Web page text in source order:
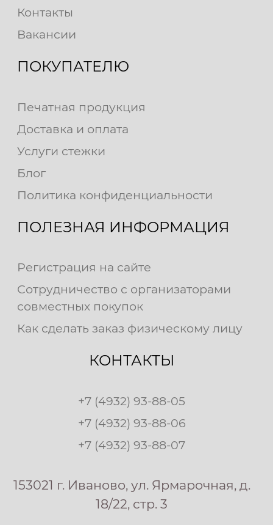
Контакты
Вакансии
ПОКУПАТЕЛЮ
Печатная продукция
Доставка и оплата
Услуги стежки
Блог
Политика конфиденциальности
ПОЛЕЗНАЯ ИНФОРМАЦИЯ
Регистрация на сайте
Сотрудничество с организаторами
совместных покупок
Как сделать заказ физическому лицу
КОНТАКТЫ
+7 (4932) 93-88-05
+7 (4932) 93-88-06
+7 (4932) 93-88-07
153021 г. Иваново, ул. Ярмарочная, д.
18/22, стр. 3